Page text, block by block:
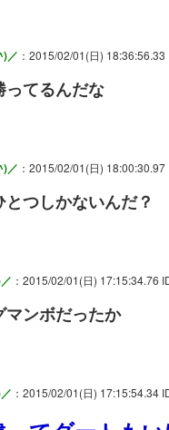
／ ：2015/02/01(日)
ってるんだな
／ ：2015/02/01(日)
つしかないんだ？
：2015/02/01(日) 17:15:34.76
ンボだったか
：2015/02/01(日) 17:15:54.34